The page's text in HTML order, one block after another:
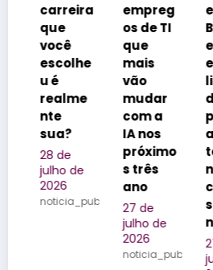
empreg
os de TI
que
mais
vão
mudar
com a
IA nos
próximo
s três
ano
27 de
noticia_publicada
em
Bariloch
e:
especia
lista dá
dicas
para
aprovei
tar a
neve
com
segura
nça
27 de
julho de